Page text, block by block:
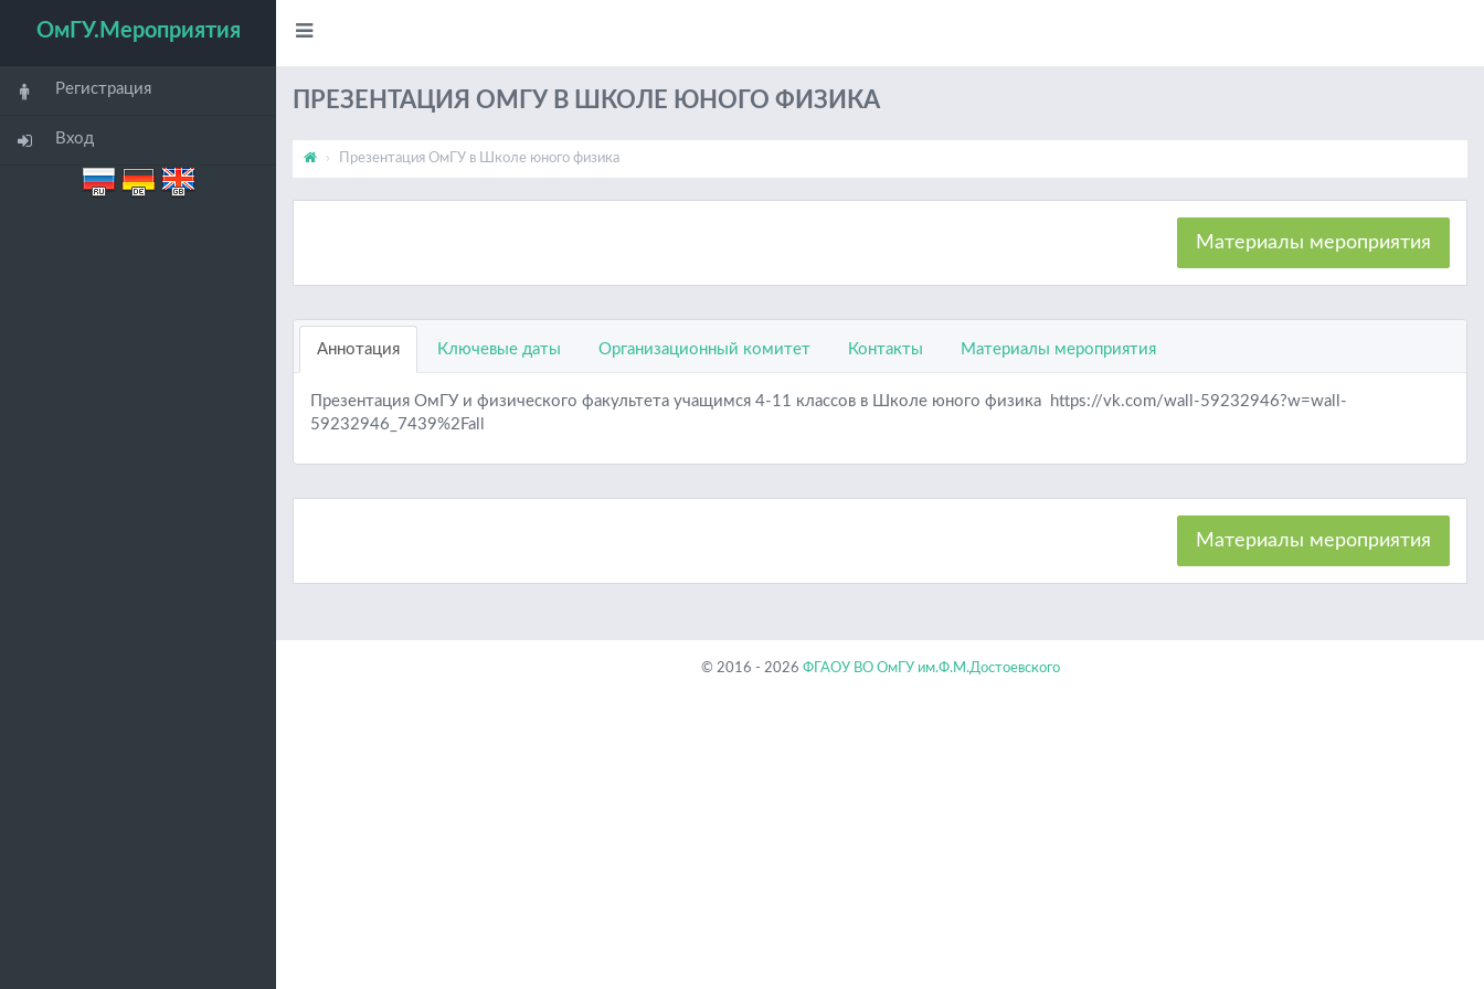
ОмГУ.Мероприятия
Регистрация
Вход
ПРЕЗЕНТАЦИЯ ОМГУ В ШКОЛЕ ЮНОГО ФИЗИКА
Презентация ОмГУ в Школе юного физика
Материалы мероприятия
Аннотация Ключевые даты Организационный комитет Контакты Материалы мероприятия
Презентация ОмГУ и физического факультета учащимся 4-11 классов в Школе юного физика https://vk.com/wall-59232946?w=wall-
59232946_7439%2Fall
Материалы мероприятия
© 2016 - 2026 ФГАОУ ВО ОмГУ им.Ф.М.Достоевского